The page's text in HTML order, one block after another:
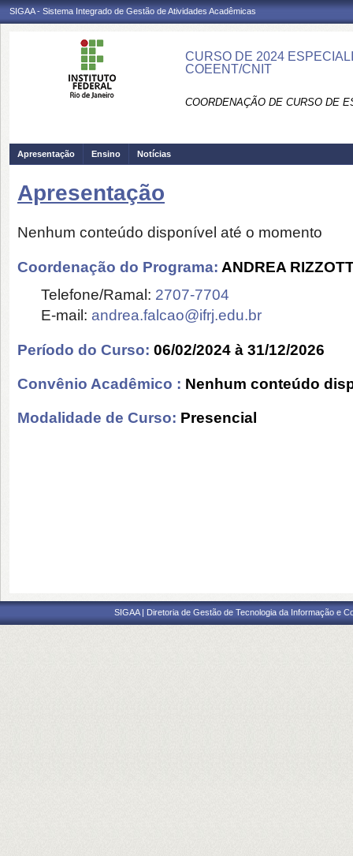
SIGAA - Sistema Integrado de Gestão de Atividades Acadêmicas
CURSO DE 2024
COEENT/CNIT
COORDENAÇÃO DE CURSO DE
Apresentação Ensino Notícias
Apresentação
Nenhum conteúdo disponível até o momento
Coordenação do Programa: ANDREA
Telefone/Ramal: 2707-7704
E-mail: andrea.falcao@ifrj.edu.br
Período do Curso: 06/02/2024 à 31/12/2026
Convênio Acadêmico : Nenhum conteúdo
Modalidade de Curso: Presencial
SIGAA | Diretoria de Gestão de Tecnologia da Informação e